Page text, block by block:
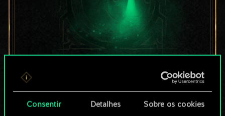
Consentir Detalhes Sobre os cookies
Por enquanto, isto é
apenas um conjunto